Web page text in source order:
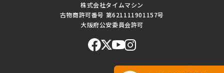
株式会社タイムマシン
古物商許可番号 第621111901157号
大阪府公安委員会許可